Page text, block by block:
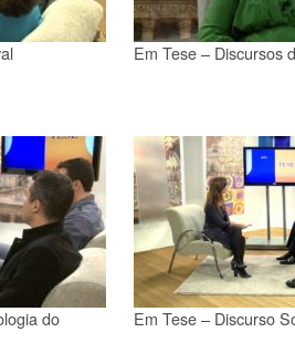
Em Tese – Discursos
do
Em Tese – Discurso